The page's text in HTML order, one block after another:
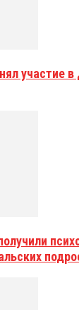
участие